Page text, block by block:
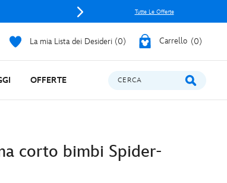
Tutte Le Offerte
La mia Lista dei Desideri 0 Carrello 0
OFFERTE CERCA
corto bimbi Spider-